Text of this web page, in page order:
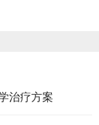
治疗方案